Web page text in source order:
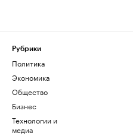
Рубрики
Политика
Экономика
Общество
Бизнес
Технологии и
медиа